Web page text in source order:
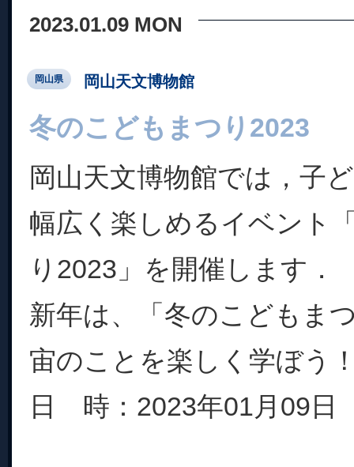
2023.01.09 MON
岡山県 岡山天文博物館
冬のこどもまつり2023
岡山天文博物館では，子
幅広く楽しめるイベント
り2023」を開催します．
新年は、「冬のこどもま
宙のことを楽しく学ぼう
日 時：2023年01月09日